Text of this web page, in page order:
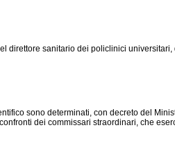
sanitario dei policlinici
sono determinati, con decreto del
dei commissari straordinari, che